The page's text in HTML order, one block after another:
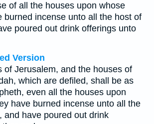
of all the houses upon whose
burned incense unto all the host of
poured out drink offerings unto
Version
of Jerusalem, and the houses of
which are defiled, shall be as
even all the houses upon
have burned incense unto all the
and have poured out drink